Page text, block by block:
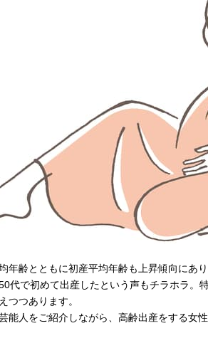
年齢とともに初産平均年齢も上昇傾向にあ
代で初めて出産したという声もチラホラ。
つつあります。
能人をご紹介しながら、高齢出産をする女